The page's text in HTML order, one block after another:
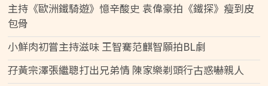
主持《歐洲鐵騎遊》憶辛酸史 袁偉豪拍《鐵探》瘦到皮
包骨
小鮮肉初嘗主持滋味 王智騫范麒智願拍BL劇
孖黃宗澤張繼聰打出兄弟情 陳家樂剃頭行古惑嚇親人